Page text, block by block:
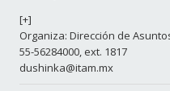
[+]
Organiza: Dirección de
55-56284000, ext. 1817
dushinka@itam.mx